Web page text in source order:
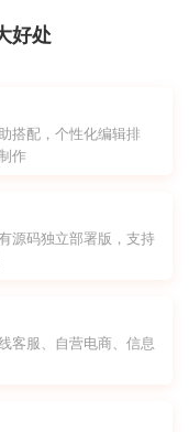
好处
搭配，个性化编辑排
作
源码独立部署版，支持
客服、自营电商、信息